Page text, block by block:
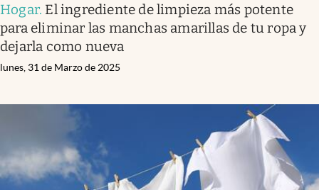
Hogar. El ingrediente de limpieza más potente
para eliminar las manchas amarillas de tu ropa y
dejarla como nueva
lunes, 31 de Marzo de 2025